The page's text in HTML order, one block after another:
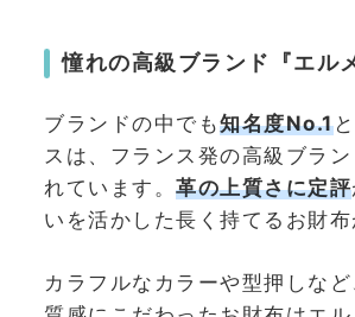
憧れの高級ブランド『エル
ブランドの中でも知名度No.1
スは、フランス発の高級ブラ
れています。 革の上質さに定評
いを活かした長く持てるお財布
カラフルなカラーや型押しな